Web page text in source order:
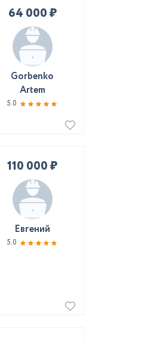
64 000 ₽
Gorbenko
Artem
5.0
110 000 ₽
Евгений
5.0